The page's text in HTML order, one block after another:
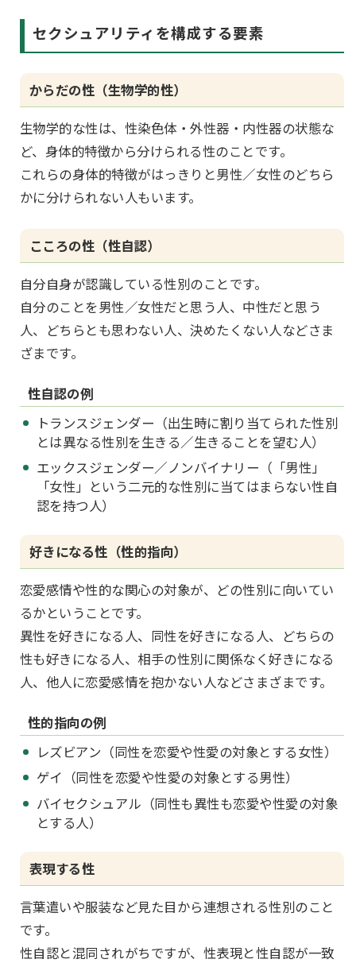
セクシュアリティを構成する要素
からだの性（生物学的性）
生物学的な性は、性染色体・外性器・内性器の状態な
ど、身体的特徴から分けられる性のことです。
これらの身体的特徴がはっきりと男性／女性のどちら
かに分けられない人もいます。
こころの性（性自認）
自分自身が認識している性別のことです。
自分のことを男性／女性だと思う人、中性だと思う
人、どちらとも思わない人、決めたくない人などさま
ざまです。
性自認の例
トランスジェンダー（出生時に割り当てられた性別
とは異なる性別を生きる／生きることを望む人）
エックスジェンダー／ノンバイナリー（「男性」
「女性」という二元的な性別に当てはまらない性自
認を持つ人）
好きになる性（性的指向）
恋愛感情や性的な関心の対象が、どの性別に向いてい
るかということです。
異性を好きになる人、同性を好きになる人、どちらの
性も好きになる人、相手の性別に関係なく好きになる
人、他人に恋愛感情を抱かない人などさまざまです。
性的指向の例
レズビアン（同性を恋愛や性愛の対象とする女性）
ゲイ（同性を恋愛や性愛の対象とする男性）
バイセクシュアル（同性も異性も恋愛や性愛の対象
とする人）
表現する性
言葉遣いや服装など見た目から連想される性別のこと
です。
性自認と混同されがちですが、性表現と性自認が一致